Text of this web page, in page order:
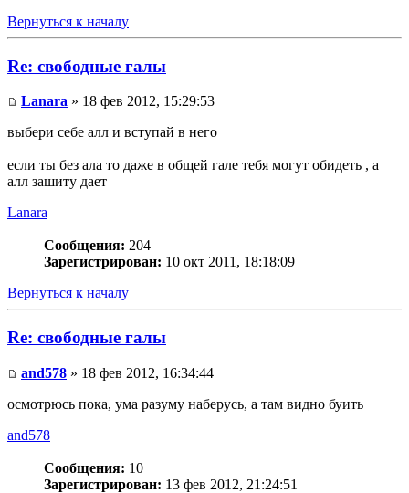
Вернуться к началу
Re: свободные галы
Lanara » 18 фев 2012, 15:29:53
выбери себе алл и вступай в него
если ты без ала то даже в общей гале тебя могут обидеть , а
алл зашиту дает
Lanara
Сообщения: 204
Зарегистрирован: 10 окт 2011, 18:18:09
Вернуться к началу
Re: свободные галы
and578 » 18 фев 2012, 16:34:44
осмотрюсь пока, ума разуму наберусь, а там видно буить
and578
Сообщения: 10
Зарегистрирован: 13 фев 2012, 21:24:51